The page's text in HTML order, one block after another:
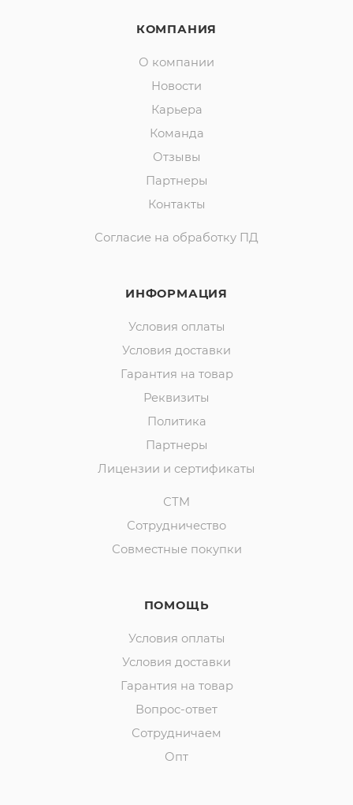
КОМПАНИЯ
О компании
Новости
Карьера
Команда
Отзывы
Партнеры
Контакты
Согласие на обработку ПД
ИНФОРМАЦИЯ
Условия оплаты
Условия доставки
Гарантия на товар
Реквизиты
Политика
Партнеры
Лицензии и сертификаты
СТМ
Сотрудничество
Совместные покупки
ПОМОЩЬ
Условия оплаты
Условия доставки
Гарантия на товар
Вопрос-ответ
Сотрудничаем
Опт